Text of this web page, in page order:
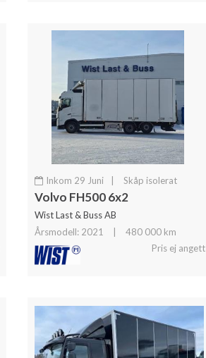
Inkom 29 Juni Skåp isolerat
Volvo FH500 6x2
Wist Last & Buss AB
Årsmodell: 2021
480 000 km
Pris ej angett